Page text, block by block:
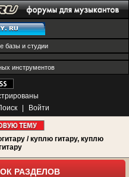
базы и студии
инструментов
Войти
/ куплю гитару, куплю
РАЗДЕЛОВ